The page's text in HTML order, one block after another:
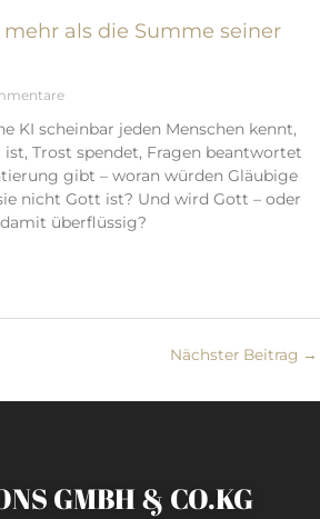
mehr als die Summe seiner
KI scheinbar jeden Menschen kennt,
Trost spendet, Fragen beantwortet
gibt – woran würden Gläubige
nicht Gott ist? Und wird Gott – oder
überflüssig?
Nächster Beitrag →
GMBH & CO.KG